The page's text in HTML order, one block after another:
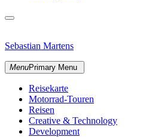
close
content
Sebastian Martens
MenuPrimary Menu
Reisekarte
Motorrad-Touren
Reisen
Creative & Technology
Development